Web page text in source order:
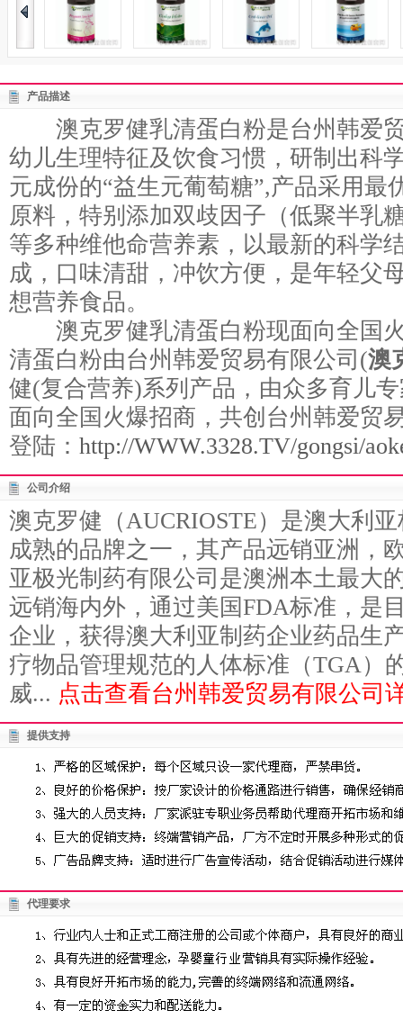
产品描述
澳克罗健乳清蛋白粉是台州韩爱
幼儿生理特征及饮食习惯，研制出科
元成份的“益生元葡萄糖”,产品采用最
原料，特别添加双歧因子（低聚半乳
等多种维他命营养素，以最新的科学
成，口味清甜，冲饮方便，是年轻父
想营养食品。
澳克罗健乳清蛋白粉现面向全国
清蛋白粉由台州韩爱贸易有限公司(澳
健(复合营养)系列产品，由众多育儿
面向全国火爆招商，共创台州韩爱贸
登陆： http://WWW.3328.TV/gongsi/
公司介绍
澳克罗健（AUCRIOSTE）是澳大利
成熟的品牌之一，其产品远销亚洲，
亚极光制药有限公司是澳洲本土最大
远销海内外，通过美国FDA标准，是
企业，获得澳大利亚制药企业药品生
疗物品管理规范的人体标准（TGA）
威... 点击查看台州韩爱贸易有限公司
提供支持
代理要求